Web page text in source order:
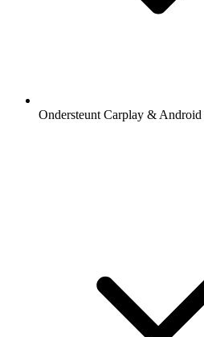
Ondersteunt Carplay &